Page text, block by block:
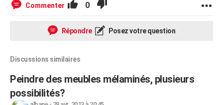
Commenter 0
Répondre Posez votre question
Discussions similaires
Peindre des meubles mélaminés, plusieurs
possibilités?